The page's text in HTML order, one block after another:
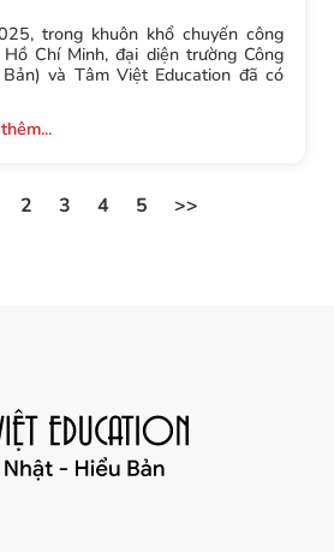
trong khuôn khổ chuyến công
Chí Minh, đại diện trường Công
và Tâm Việt Education đã có
2 3 4 5 >>